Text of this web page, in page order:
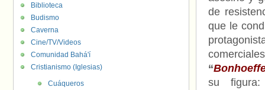
de
que le
“
su
Biblioteca
Budismo
Caverna
Cine/TV/Videos
Comunidad Bahá'í
Cristianismo (Iglesias)
Cuáqueros